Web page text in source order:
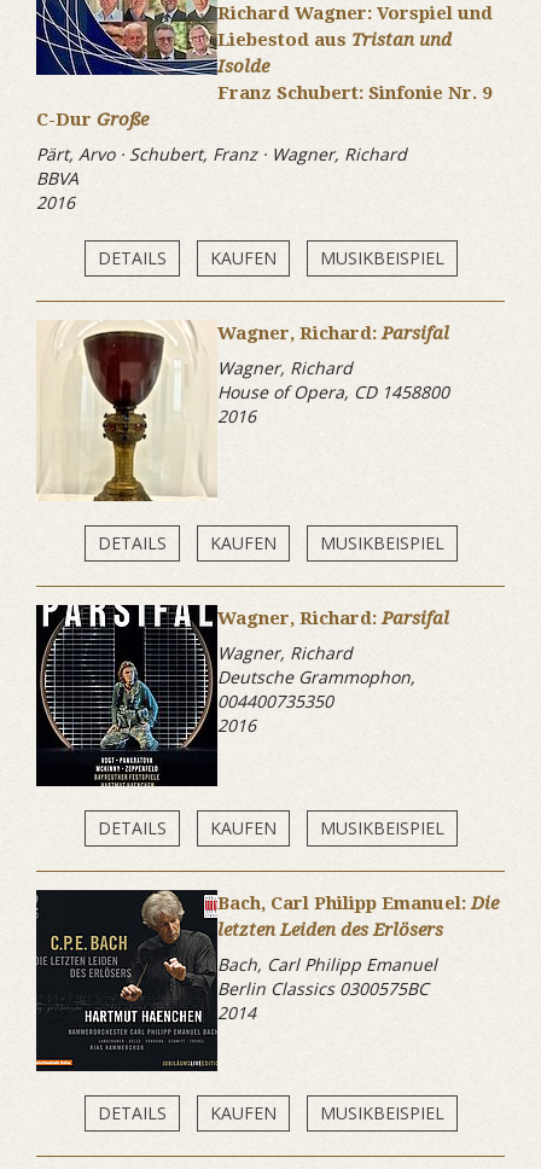
Richard Wagner: Vorspiel und
Liebestod aus Tristan und
Isolde
Franz Schubert: Sinfonie Nr. 9
C-Dur Große
Pärt, Arvo · Schubert, Franz · Wagner, Richard
BBVA
2016
DETAILS KAUFEN MUSIKBEISPIEL
Wagner, Richard:Parsifal
Wagner, Richard
House of Opera, CD 1458800
2016
DETAILS KAUFEN MUSIKBEISPIEL
Wagner, Richard:Parsifal
Wagner, Richard
Deutsche Grammophon,
004400735350
2016
DETAILS KAUFEN MUSIKBEISPIEL
Bach, Carl Philipp Emanuel:Die
letzten Leiden des Erlösers
Bach, Carl Philipp Emanuel
Berlin Classics 0300575BC
2014
DETAILS KAUFEN MUSIKBEISPIEL